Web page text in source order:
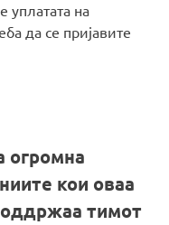
уплатата на
да се пријавите
огромна
кои оваа
тимот